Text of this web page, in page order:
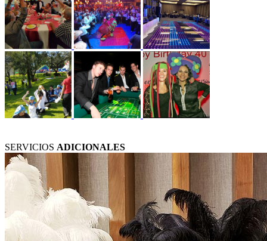
SERVICIOS ADICIONALES